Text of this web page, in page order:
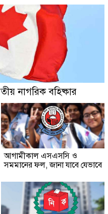
নাগরিক বহিষ্কার
আগামীকাল এসএসসি ও
সমমানের ফল, জানা যাবে যেভাবে